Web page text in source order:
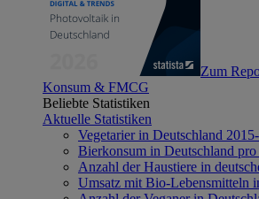
Zum
Konsum & FMCG
Beliebte Statistiken
Aktuelle Statistiken
Vegetarier in Deutschland
Bierkonsum in Deutschland
Anzahl der Haustiere in
Umsatz mit Bio-Lebensmitteln